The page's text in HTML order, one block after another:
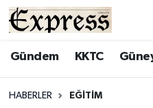
Gündem KKTC
HABERLER EĞITIM
ALAYKÖY
Hava Durumu